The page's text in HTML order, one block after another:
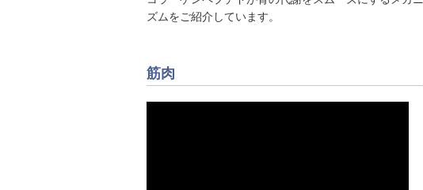
ズムをご紹介しています。
筋肉